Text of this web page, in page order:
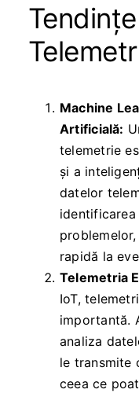
Machine
Artificială:
telemetrie
și a
datelor
rapidă la
Telemetria
IoT,
importantă.
analiza
le transmite
ceea ce